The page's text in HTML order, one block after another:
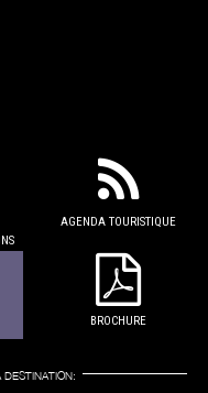
AGENDA TOURISTIQUE
BROCHURE
DESTINATION: